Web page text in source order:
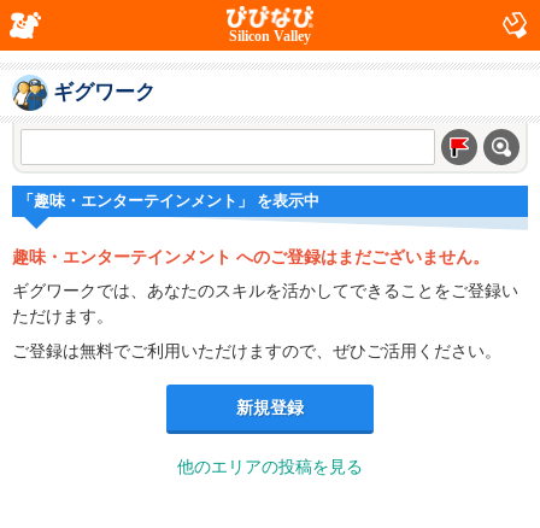
Silicon Valley
ギグワーク
「趣味・エンターテインメント」 を表示中
趣味・エンターテインメント へのご登録はまだございません。
ギグワークでは、あなたのスキルを活かしてできることをご登録い
ただけます。
ご登録は無料でご利用いただけますので、ぜひご活用ください。
新規登録
他のエリアの投稿を見る